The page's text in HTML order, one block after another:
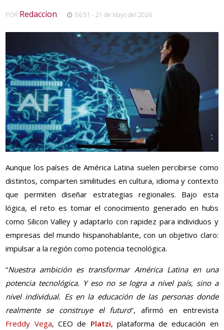
POR Redaccion, 06:51 - 21 de Mayo del 2026
Aunque los países de América Latina suelen percibirse como
distintos, comparten similitudes en cultura, idioma y contexto
que permiten diseñar estrategias regionales. Bajo esta
lógica, el reto es tomar el conocimiento generado en hubs
como Silicon Valley y adaptarlo con rapidez para individuos y
empresas del mundo hispanohablante, con un objetivo claro:
impulsar a la región como potencia tecnológica.
“Nuestra ambición es transformar América Latina en una
potencia tecnológica. Y eso no se logra a nivel país, sino a
nivel individual. Es en la educación de las personas donde
realmente se construye el futuro”, afirmó en entrevista
Freddy Vega, CEO de Platzi, plataforma de educación en